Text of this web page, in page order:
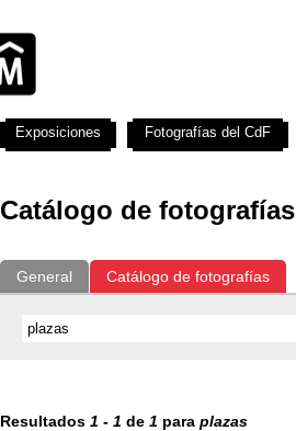
Catálogo de fotografías
General Catálogo de fotografías
Resultados 1 - 1 de 1 para plazas
Exposiciones Fotografías del CdF